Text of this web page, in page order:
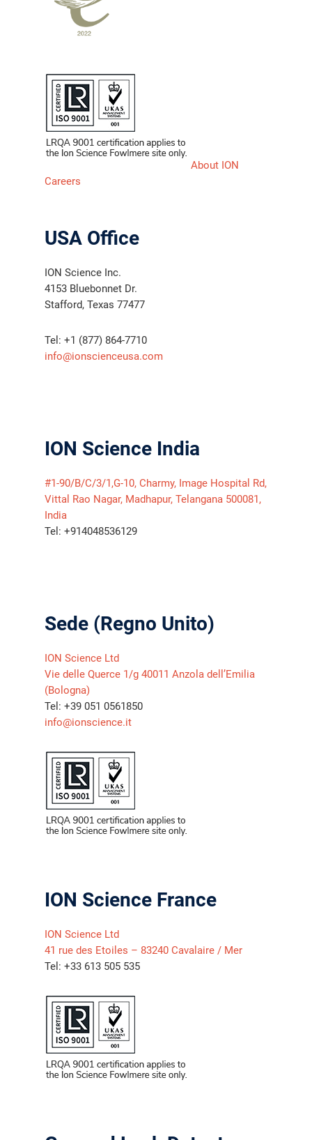
About ION
Careers
USA Office
ION Science Inc.
4153 Bluebonnet Dr.
Stafford, Texas 77477
Tel: +1 (877) 864-7710
info@ionscienceusa.com
ION Science India
#1-90/B/C/3/1,G-10, Charmy, Image Hospital Rd,
Vittal Rao Nagar, Madhapur, Telangana 500081,
India
Tel: +914048536129
Sede (Regno Unito)
ION Science Ltd
Vie delle Querce 1/g 40011 Anzola dell’Emilia
(Bologna)
Tel: +39 051 0561850
info@ionscience.it
ION Science France
ION Science Ltd
41 rue des Etoiles – 83240 Cavalaire / Mer
Tel: +33 613 505 535
气体泄漏检测仪